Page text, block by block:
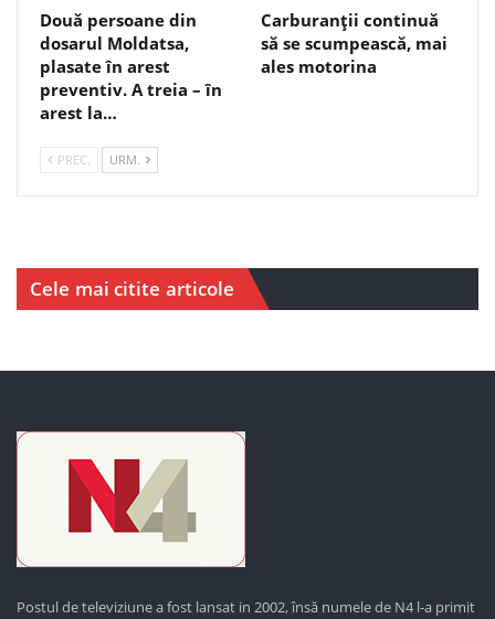
Două persoane din
dosarul Moldatsa,
plasate în arest
preventiv. A treia – în
arest la…
Carburanții continuă
să se scumpească, mai
ales motorina
PREC. URM.
Cele mai citite articole
Postul de televiziune a fost lansat in 2002, însă numele de N4 l-a primit